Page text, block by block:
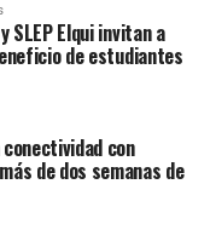
SLEP Elqui invitan a
de estudiantes
con
de dos semanas de